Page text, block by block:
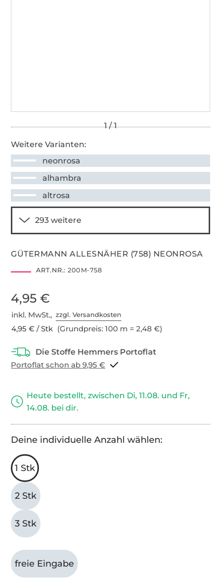
Weitere Varianten:
neonrosa
alhambra
altrosa
GÜTERMANN ALLESNÄHER (758) NEONROSA
ART.NR.: 200M-758
4,95 €
inkl. MwSt.,zzgl. Versandkosten
4,95 € / Stk (Grundpreis: 100 m = 2,48 €)
Portoflat schon ab 9,95 €
Heute bestellt, zwischen Di, 11.08. und Fr,
14.08. bei dir.
Deine individuelle Anzahl wählen:
1 Stk
2 Stk
3 Stk
freie Eingabe